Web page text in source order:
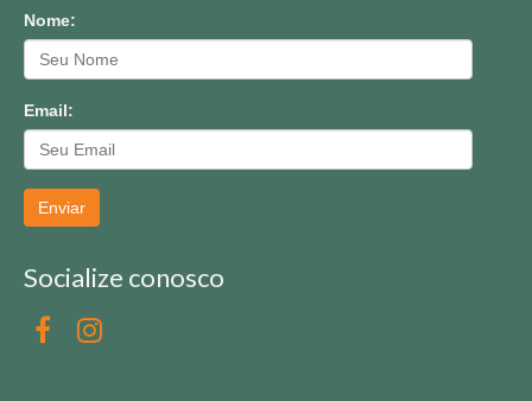
Nome:
Email:
Enviar
Socialize conosco